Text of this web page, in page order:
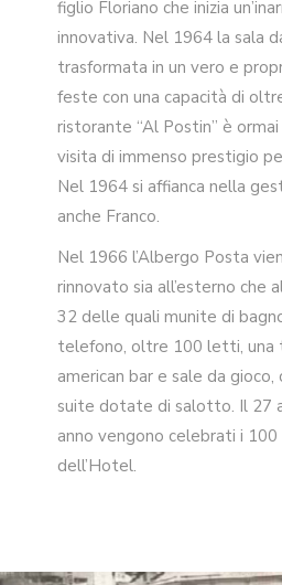
figlio Floriano che inizia
innovativa. Nel 1964 la sala
trasformata in un vero e
feste con una capacità di
ristorante “Al Postin” è
visita di immenso prestigio
Nel 1964 si affianca nella
anche Franco.
Nel 1966 l’Albergo Posta
rinnovato sia all’esterno che
32 delle quali munite di
telefono, oltre 100 letti, una
american bar e sale da gioco,
suite dotate di salotto. Il 27
anno vengono celebrati i 100
dell’Hotel.